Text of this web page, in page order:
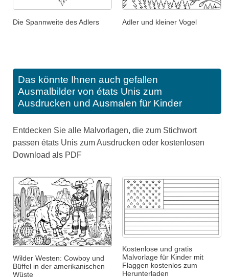
Die Spannweite des Adlers Adler und kleiner Vogel
Das könnte Ihnen auch gefallen
Ausmalbilder von états Unis zum
Ausdrucken und Ausmalen für Kinder
Entdecken Sie alle Malvorlagen, die zum Stichwort
passen états Unis zum Ausdrucken oder kostenlosen
Download als PDF
Wilder Westen: Cowboy und
Büffel in der amerikanischen
Wüste
Kostenlose und gratis
Malvorlage für Kinder mit
Flaggen kostenlos zum
Herunterladen